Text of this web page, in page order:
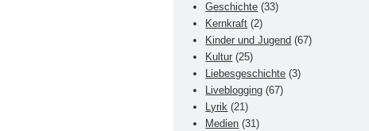
Geschichte (33)
Kernkraft (2)
Kinder und Jugend (67)
Kultur (25)
Liebesgeschichte (3)
Liveblogging (67)
Lyrik (21)
Medien (31)